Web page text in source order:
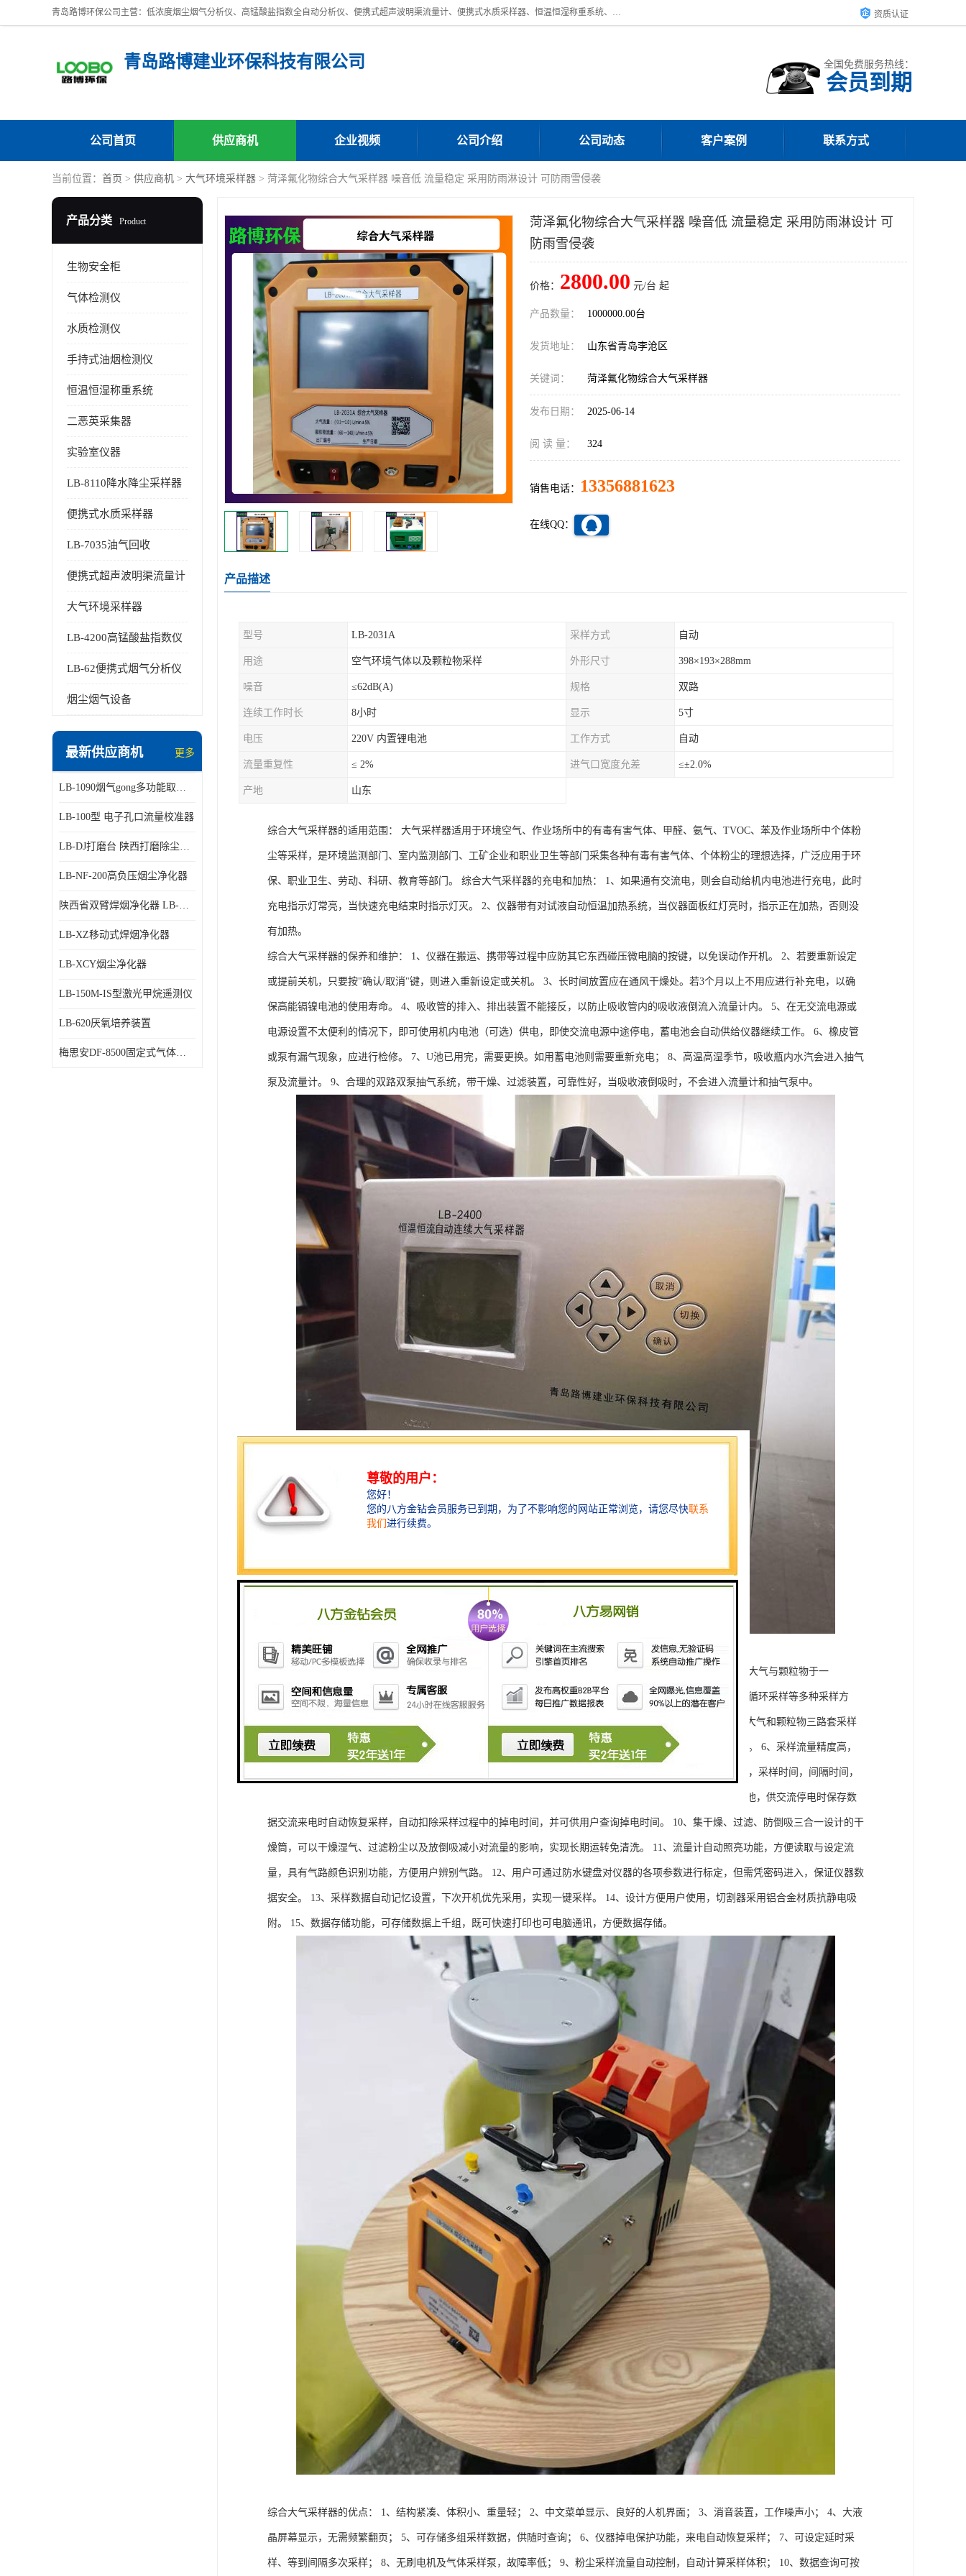
青岛路博环保公司主营：低浓度烟尘烟气分析仪、高锰酸盐指数全自动分析仪、便携式超声波明渠流量计、便携式水质采样器、恒温恒湿称重系统、手持式油烟检测仪等;是一家集环保科研、设计、生产、维护、销售和系统集成为一体的综合性高科技企业。路博人秉承"科学技术是第一生产力的重要理念，倡导环境友好型的生产、生活和消费方式。 资质认证
青岛路博建业环保科技有限公司 全国免费服务热线：
会员到期
公司首页 供应商机 企业视频 公司介绍 公司动态 客户案例 联系方式
当前位置： 首页 > 供应商机 > 大气环境采样器 > 菏泽氟化物综合大气采样器 噪音低 流量稳定 采用防雨淋设计 可防雨雪侵袭
产品分类 Product
生物安全柜
气体检测仪
水质检测仪
手持式油烟检测仪
恒温恒湿称重系统
二恶英采集器
实验室仪器
LB-8110降水降尘采样器
便携式水质采样器
LB-7035油气回收
便携式超声波明渠流量计
大气环境采样器
LB-4200高锰酸盐指数仪
LB-62便携式烟气分析仪
烟尘烟气设备
最新供应商机 更多
LB-1090烟气gong多功能取样管
LB-100型 电子孔口流量校准器
LB-DJ打磨台 陕西打磨除尘平台
LB-NF-200高负压烟尘净化器
陕西省双臂焊烟净化器 LB-XZX
LB-XZ移动式焊烟净化器
LB-XCY烟尘净化器
LB-150M-IS型激光甲烷遥测仪
LB-620厌氧培养装置
梅思安DF-8500固定式气体检测仪
菏泽氟化物综合大气采样器 噪音低 流量稳定 采用防雨淋设计 可
防雨雪侵袭
价格： 2800.00 元/台 起
产品数量： 1000000.00台
发货地址： 山东省青岛李沧区
关键词： 菏泽氟化物综合大气采样器
发布日期： 2025-06-14
阅 读 量： 324
销售电话： 13356881623
在线QQ：
产品描述
型号 LB-2031A 采样方式 自动
用途 空气环境气体以及颗粒物采样 外形尺寸 398×193×288mm
噪音 ≤62dB(A) 规格 双路
连续工作时长 8小时 显示 5寸
电压 220V 内置锂电池 工作方式 自动
流量重复性 ≤ 2% 进气口宽度允差 ≤±2.0%
产地 山东
综合大气采样器的适用范围： 大气采样器适用于环境空气、作业场所中的有毒有害气体、甲醛、氨气、TVOC、苯及作业场所中个体粉
尘等采样，是环境监测部门、室内监测部门、工矿企业和职业卫生等部门采集各种有毒有害气体、个体粉尘的理想选择，广泛应用于环
保、职业卫生、劳动、科研、教育等部门。 综合大气采样器的充电和加热： 1、如果通有交流电，则会自动给机内电池进行充电，此时
充电指示灯常亮，当快速充电结束时指示灯灭。 2、仪器带有对试液自动恒温加热系统，当仪器面板红灯亮时，指示正在加热，否则没
有加热。
综合大气采样器的保养和维护： 1、仪器在搬运、携带等过程中应防其它东西碰压微电脑的按键，以免误动作开机。 2、若要重新设定
或提前关机，只要按"确认/取消"键，则进入重新设定或关机。 3、长时间放置应在通风干燥处。若3个月以上不用应进行补充电，以确
保高能镉镍电池的使用寿命。 4、吸收管的排入、排出装置不能接反，以防止吸收管内的吸收液倒流入流量计内。 5、在无交流电源或
电源设置不太便利的情况下，即可使用机内电池（可选）供电，即使交流电源中途停电，蓄电池会自动供给仪器继续工作。 6、橡皮管
或泵有漏气现象，应进行检修。 7、U池已用完，需要更换。如用蓄电池则需要重新充电； 8、高温高湿季节，吸收瓶内水汽会进入抽气
泵及流量计。 9、合理的双路双泵抽气系统，带干燥、过滤装置，可靠性好，当吸收液倒吸时，不会进入流量计和抽气泵中。
综合大气采样器的性能特点： 1、具有体积小、重量轻、噪音低、智能化程度高、流量稳定、运行可靠，集采大气与颗粒物于一
体。 2、微电脑同时控制两路大气及颗粒物三套采样系统，具有同时采样、单个采样、多次采样、隔日采样、循环采样等多种采样方
式。 3、采用宽温显示屏，良好的人机交互界面，操作方便，中文图形显示，可在低温环境中工作。 4、双路大气和颗粒物三路套采样
系统均采用直流无刷抽气泵。 5、用户可选配交直流两用型主机，配备直流电源箱，可在无交流电的场合采样。 6、采样流量精度高，
稳定性好，可测量大气压力、温度，可根据压力及温度，自动进行状态换算。 7、可设置采样流量，开机时间，采样时间，间隔时间，
循环次数等参数。 8、自动故障保护功能，在规定时间内仍未达到设定流量自动停机保护。 9、内置可充电电池，供交流停电时保存数
据交流来电时自动恢复采样，自动扣除采样过程中的掉电时间，并可供用户查询掉电时间。 10、集干燥、过滤、防倒吸三合一设计的干
燥筒，可以干燥湿气、过滤粉尘以及放倒吸减小对流量的影响，实现长期运转免清洗。 11、流量计自动照亮功能，方便读取与设定流
量，具有气路颜色识别功能，方便用户辨别气路。 12、用户可通过防水键盘对仪器的各项参数进行标定，但需凭密码进入，保证仪器数
据安全。 13、采样数据自动记忆设置，下次开机优先采用，实现一键采样。 14、设计方便用户使用，切割器采用铝合金材质抗静电吸
附。 15、数据存储功能，可存储数据上千组，既可快速打印也可电脑通讯，方便数据存储。
综合大气采样器的优点： 1、结构紧凑、体积小、重量轻； 2、中文菜单显示、良好的人机界面； 3、消音装置，工作噪声小； 4、大液
晶屏幕显示，无需频繁翻页； 5、可存储多组采样数据，供随时查询； 6、仪器掉电保护功能，来电自动恢复采样； 7、可设定延时采
样、等到间隔多次采样； 8、无刷电机及气体采样泵，故障率低； 9、粉尘采样流量自动控制，自动计算采样体积； 10、数据查询可按